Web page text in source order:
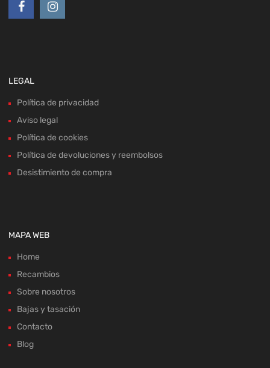
Política de cookies
Política de devoluciones y reembolsos
Desistimiento de compra
Sobre nosotros
Bajas y tasación
Contacto
Blog